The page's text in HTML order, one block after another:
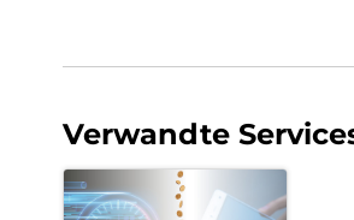
Verwandte